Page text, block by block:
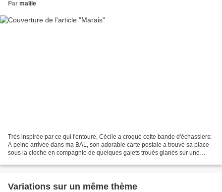
Par malile
Très inspirée par ce qui l'entoure, Cécile a croqué cette bande d'échassiers:
A peine arrivée dans ma BAL, son adorable carte postale a trouvé sa place
sous la cloche en compagnie de quelques galets troués glanés sur une
Variations sur un même thème